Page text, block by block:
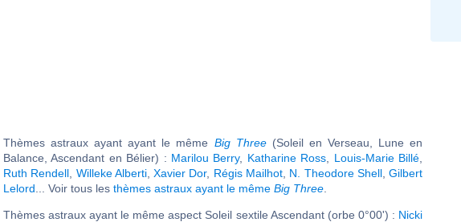
Thèmes astraux ayant ayant le même Big Three(Soleil en Verseau, Lune en
Balance, Ascendant en Bélier) : Marilou Berry, Katharine Ross Louis-Marie Billé
Ruth Rendell Willeke Alberti,Xavier Dor, Régis Mailhot, N. Theodore Shell,Gilbert
Lelord ... Voir tous les thèmes astraux ayant le même Big Three
Thèmes astraux ayant le même aspect Soleil sextile Ascendant (orbe 0°00') : Nicki